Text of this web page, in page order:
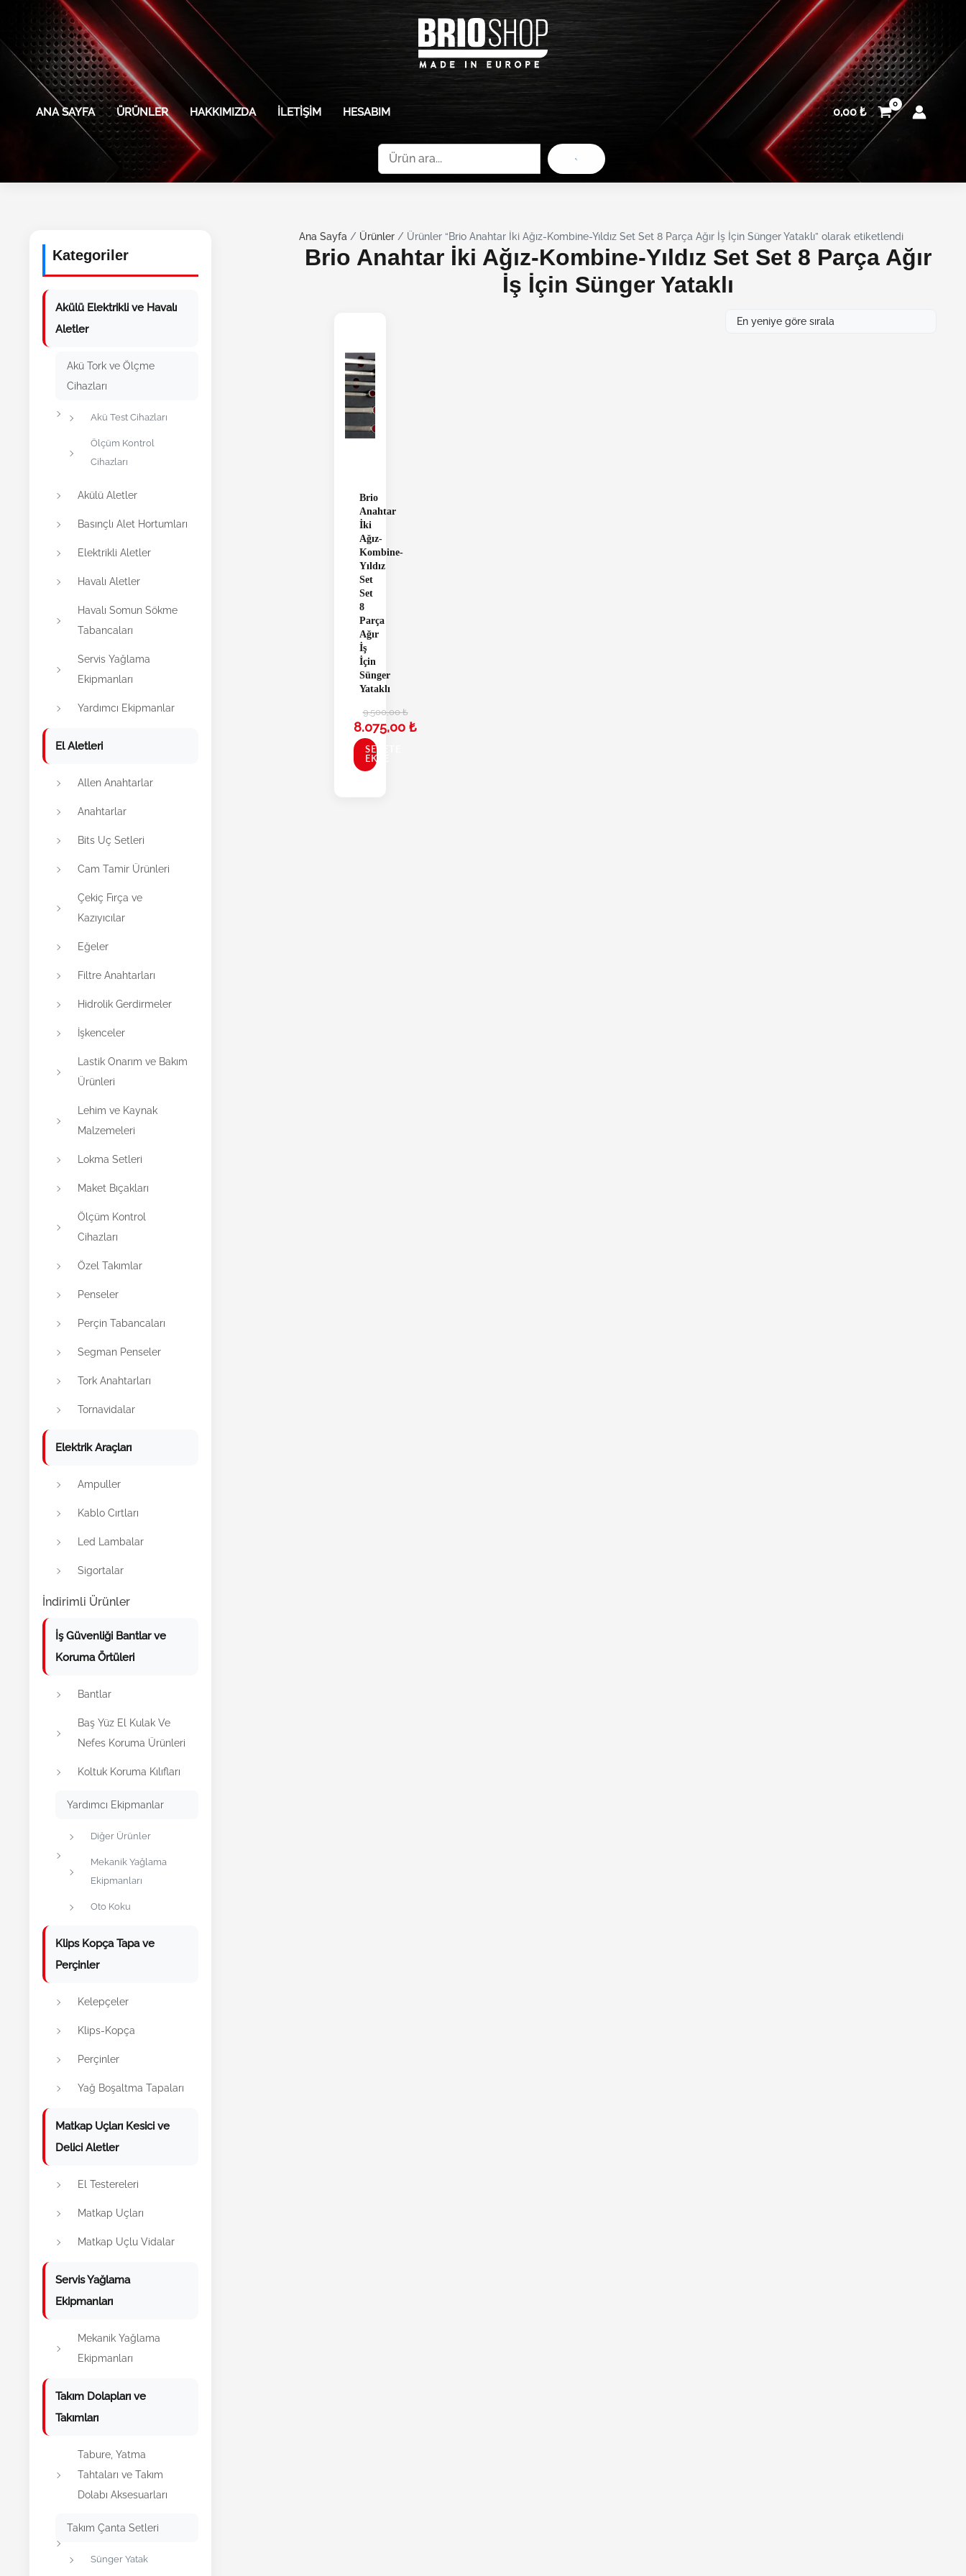
İçeriğe atla
ANA SAYFA ÜRÜNLER HAKKIMIZDA İLETIŞIM HESABIM 0,00₺
Ara
Kategoriler
Akülü Elektrikli ve Havalı
Aletler
Akü Tork ve Ölçme
Cihazları
Akü Test Cihazları
Ölçüm Kontrol
Cihazları
Akülü Aletler
Basınçlı Alet Hortumları
Elektrikli Aletler
Havalı Aletler
Havalı Somun Sökme
Tabancaları
Servis Yağlama
Ekipmanları
Yardımcı Ekipmanlar
El Aletleri
Allen Anahtarlar
Anahtarlar
Bits Uç Setleri
Cam Tamir Ürünleri
Çekiç Fırça ve
Kazıyıcılar
Eğeler
Filtre Anahtarları
Hidrolik Gerdirmeler
İşkenceler
Lastik Onarım ve Bakım
Ürünleri
Lehim ve Kaynak
Malzemeleri
Lokma Setleri
Maket Bıçakları
Ölçüm Kontrol
Cihazları
Özel Takımlar
Penseler
Perçin Tabancaları
Segman Penseler
Tork Anahtarları
Tornavidalar
Elektrik Araçları
Ampuller
Kablo Cırtları
Led Lambalar
Sigortalar
İndirimli Ürünler
İş Güvenliği Bantlar ve
Koruma Örtüleri
Bantlar
Baş Yüz El Kulak Ve
Nefes Koruma Ürünleri
Koltuk Koruma Kılıfları
Yardımcı Ekipmanlar
Diğer Ürünler
Mekanik Yağlama
Ekipmanları
Oto Koku
Klips Kopça Tapa ve
Perçinler
Kelepçeler
Klips-Kopça
Perçinler
Yağ Boşaltma Tapaları
Matkap Uçları Kesici ve
Delici Aletler
El Testereleri
Matkap Uçları
Matkap Uçlu Vidalar
Servis Yağlama
Ekipmanları
Mekanik Yağlama
Ekipmanları
Takım Dolapları ve
Takımları
Tabure, Yatma
Tahtaları ve Takım
Dolabı Aksesuarları
Takım Çanta Setleri
Sünger Yatak
Ana Sayfa / Ürünler / Ürünler “Brio Anahtar İki Ağız-Kombine-Yıldız Set Set 8 Parça Ağır İş İçin Sünger Yataklı” olarak etiketlendi
Brio Anahtar İki Ağız-Kombine-Yıldız Set Set 8 Parça Ağır
İş İçin Sünger Yataklı
Brio
Anahtar
İki
Ağız-
Kombine-
Yıldız
Set
Set
8
Parça
Ağır
İş
İçin
Sünger
Yataklı
9.500,00₺
8.075,00 ₺
SEPETE
EKLE